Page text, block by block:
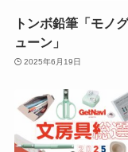
トンボ鉛筆「モノ
ューン」
2025年6月19日